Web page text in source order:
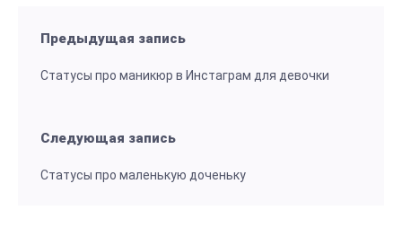
Предыдущая запись
Статусы про маникюр в Инстаграм для девочки
Следующая запись
Статусы про маленькую доченьку